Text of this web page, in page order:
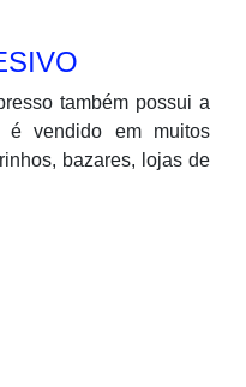
também possui a
vendido em muitos
bazares, lojas de